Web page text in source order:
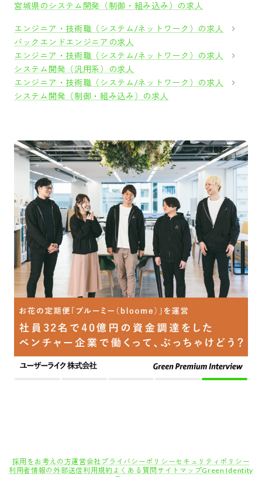
宮城県のシステム開発（制御・組み込み）の求人
エンジニア・技術職（システム/ネットワーク）の求人
バックエンドエンジニアの求人
エンジニア・技術職（システム/ネットワーク）の求人
システム開発（汎用系）の求人
エンジニア・技術職（システム/ネットワーク）の求人
システム開発（制御・組み込み）の求人
採用をお考えの方運営会社 プライバシーポリシーセキュリティポリシー
利用者情報の外部送信利用規約 よくある質問 サイトマップGreen Identity